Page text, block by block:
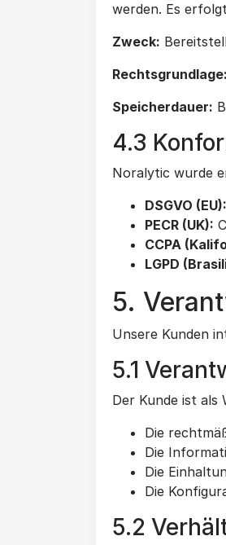
werden. Es
Zweck:
Rechtsgrundlage:
Speicherdauer:
4.3
Noralytic wurde
DSGVO (EU):
PECR (UK):
CCPA
LGPD
5.
Unsere Kunden
5.1
Der Kunde ist als
Die
Die
Die
Die
5.2